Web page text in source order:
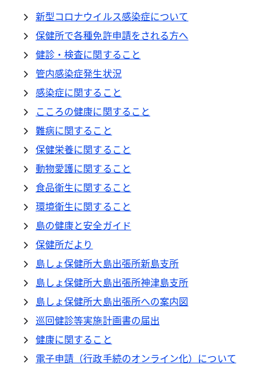
新型コロナウイルス感染症について
保健所で各種免許申請をされる方へ
健診・検査に関すること
管内感染症発生状況
感染症に関すること
こころの健康に関すること
難病に関すること
保健栄養に関すること
動物愛護に関すること
食品衛生に関すること
環境衛生に関すること
島の健康と安全ガイド
保健所だより
島しょ保健所大島出張所新島支所
島しょ保健所大島出張所神津島支所
島しょ保健所大島出張所への案内図
巡回健診等実施計画書の届出
健康に関すること
電子申請（行政手続のオンライン化）について